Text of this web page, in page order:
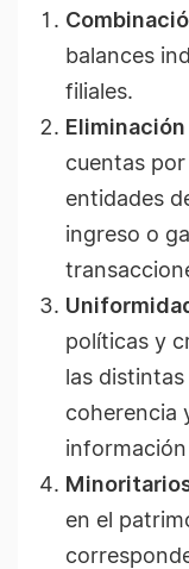
balances
filiales.
cuentas
entidades
ingreso o
políticas y
las
coherencia
en el